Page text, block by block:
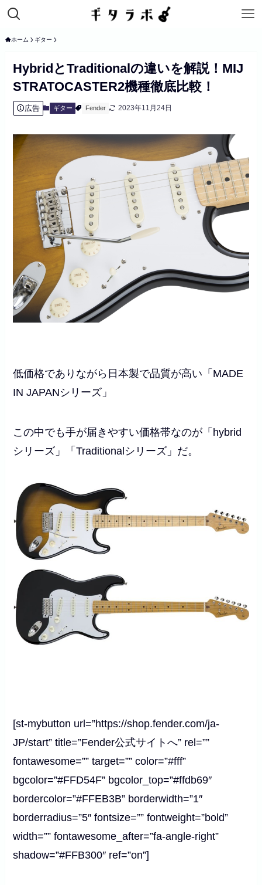
ホーム ギター
HybridとTraditionalの違いを解説！MIJ
STRATOCASTER2機種徹底比較！
広告 ギター Fender 2023年11月24日
低価格でありながら日本製で品質が高い「 MADE
IN JAPANシリーズ」
この中でも手が届きやすい価格帯なのが「 hybrid
シリーズ」「Traditional シリーズ」だ。
[st-mybutton url=”https://shop.fender.com/ja-
JP/start” title=”Fender公式サイトへ” rel=””
fontawesome=”” target=”” color=”#fff”
bgcolor=”#FFD54F” bgcolor_top=”#ffdb69″
bordercolor=”#FFEB3B” borderwidth=”1″
borderradius=”5″ fontsize=”” fontweight=”bold”
width=”” fontawesome_after=”fa-angle-right”
shadow=”#FFB300″ ref=”on”]